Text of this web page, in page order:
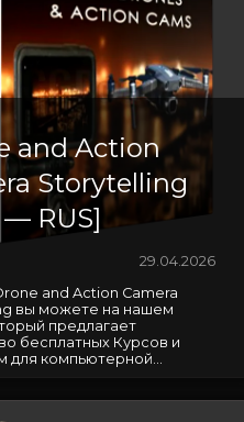
and Action
Storytelling
— RUS]
29.04.2026
and Action Camera
вы можете на нашем
предлагает
бесплатных Курсов и
для компьютерной...